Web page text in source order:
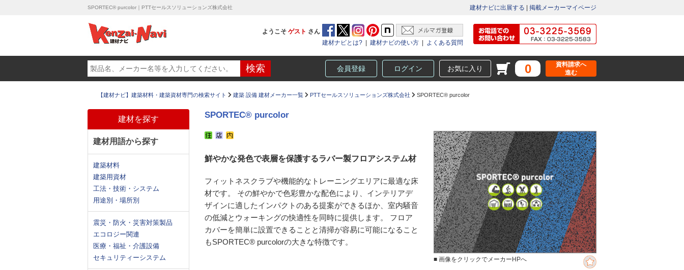
SPORTEC® purcolor｜PTTセールスソリューションズ株式会社 建材ナビに出展する 掲載メーカーマイページ
ようこそ ゲスト さん
建材ナビとは?
建材ナビの使い方 よくある質問
会員登録 ログイン お気に入り 0
資料請求へ
進む
【建材ナビ】建築材料・建築資材専門の検索サイト 建築 設備 建材メーカー一覧 PTTセールスソリューションズ株式会社 SPORTEC® purcolor
建材を探す
建材用語から探す
建築材料
建築用資材
工法・技術・システム
用途別・場所別
震災・防火・災害対策製品
エコロジー関連
医療・福祉・介護設備
セキュリティーシステム
SPORTEC® purcolor
鮮やかな発色で表層を保護するラバー製フロアシステム材
フィットネスクラブや機能的なトレーニングエリアに最適な床
材です。 その鮮やかで色彩豊かな配色により、インテリアデ
ザインに適したインパクトのある提案ができるほか、室内騒音
の低減とウォーキングの快適性を同時に提供します。 フロア
カバーを簡単に設置できることと清掃が容易に可能になること
もSPORTEC®︎ purcolorの大きな特徴です。
■ 画像をクリックでメーカーHPへ